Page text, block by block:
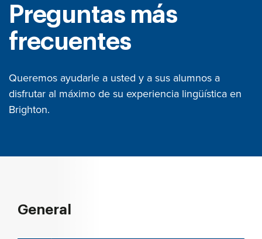
Preguntas más
frecuentes
Queremos ayudarle a usted y a sus alumnos a
disfrutar al máximo de su experiencia lingüística en
Brighton.
General